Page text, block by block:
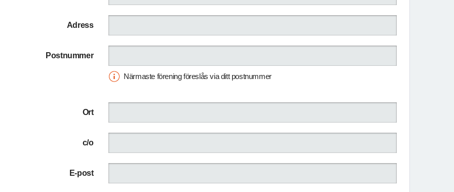
Adress
Postnummer
Närmaste förening föreslås via ditt postnummer
Ort
c/o
E-post